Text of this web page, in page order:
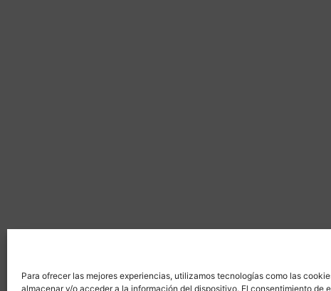
Para ofrecer las mejores experiencias, utilizamos tecnologías como las
almacenar y/o acceder a la información del dispositivo. El consentimiento de